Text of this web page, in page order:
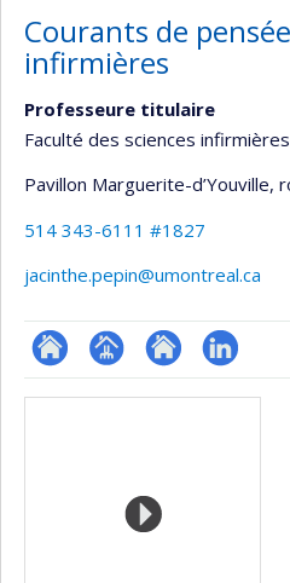
Courants de
infirmières
Professeure titulaire
Faculté des sciences infirmières
Pavillon Marguerite-d’Youville,
514 343-6111 #1827
jacinthe.pepin@umontreal.ca
ResearchGate
Page Site
de
recherche
LinkedIn
Media